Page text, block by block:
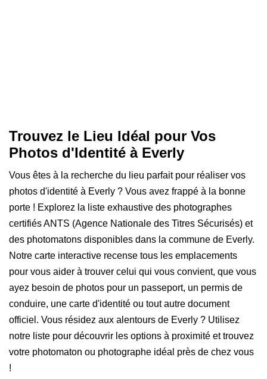
Trouvez le Lieu Idéal pour Vos
Photos d'Identité à Everly
Vous êtes à la recherche du lieu parfait pour réaliser vos
photos d'identité à Everly ? Vous avez frappé à la bonne
porte ! Explorez la liste exhaustive des photographes
certifiés ANTS (Agence Nationale des Titres Sécurisés) et
des photomatons disponibles dans la commune de Everly.
Notre carte interactive recense tous les emplacements
pour vous aider à trouver celui qui vous convient, que vous
ayez besoin de photos pour un passeport, un permis de
conduire, une carte d'identité ou tout autre document
officiel. Vous résidez aux alentours de Everly ? Utilisez
notre liste pour découvrir les options à proximité et trouvez
votre photomaton ou photographe idéal près de chez vous
!